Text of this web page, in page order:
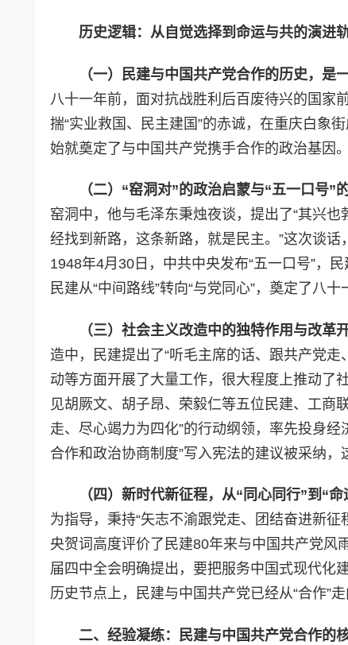
历史逻辑：从自觉选择到命运与共的演进
（一）
民建与中国共产党合作的历史，是
八十一年前，面对抗战胜利后百废待兴的国家
揣“实业救国、民主建国”的赤诚，在重庆白象
始就奠定了与中国共产党携手合作的政治基因。
（二） “窑洞对”的政治启蒙与“五一口号”
窑洞中，他与毛泽东秉烛夜谈，提出了“其兴
经找到新路，这条新路，就是民主。”这次谈
1948年4月30日，中共中央发布“五一口号”，
民建从“中间路线”转向“与党同心”，奠定了八十
（三） 社会主义改造中的独特作用与改革
造中，民建提出了“听毛主席的话、跟共产党
动等方面开展了大量工作，很大程度上推动了
见胡厥文、胡子昂、荣毅仁等五位民建、工商
走、尽心竭力为四化”的行动纲领，率先投身
合作和政治协商制度”写入宪法的建议被采纳，
（ 四） 新时代新征程， 从“同心同行”到“命
为指导，秉持“矢志不渝跟党走、团结奋进新
央贺词高度评价了民建80年来与中国共产党风
届四中全会明确提出，要把服务中国式现代化
历史节点上，民建与中国共产党已经从“合作”走
二、经验凝练：民建与中国共产党合作的